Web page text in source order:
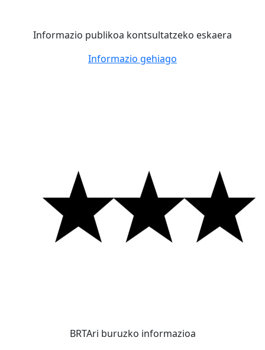
Informazio publikoa kontsultatzeko eskaera
Informazio gehiago
BRTAri buruzko informazioa